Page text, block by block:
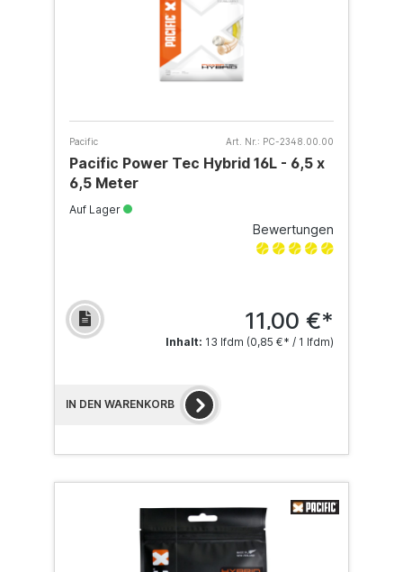
Pacific Art. Nr.: PC-2348.00.00
Pacific Power Tec Hybrid 16L - 6,5 x
6,5 Meter
Auf Lager
Bewertungen
11,00 €*
Inhalt: 13 lfdm (0,85 €* / 1 lfdm)
IN DEN WARENKORB